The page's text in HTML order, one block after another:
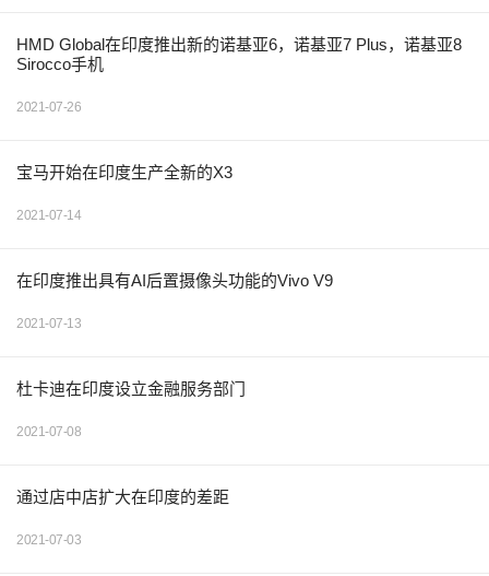
HMD Global在印度推出新的诺基亚6，诺基亚7 Plus，诺基亚8
Sirocco手机
2021-07-26
宝马开始在印度生产全新的X3
2021-07-14
在印度推出具有AI后置摄像头功能的Vivo V9
2021-07-13
杜卡迪在印度设立金融服务部门
2021-07-08
通过店中店扩大在印度的差距
2021-07-03